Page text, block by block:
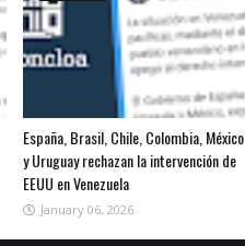
España, Brasil, Chile, Colombia, México
y Uruguay rechazan la intervención de
EEUU en Venezuela
January 06, 2026